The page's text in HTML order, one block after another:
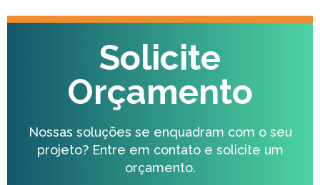
Solicite
Orçamento
Nossas soluções se enquadram com o seu
projeto?Entre em contato e solicite um
orçamento.